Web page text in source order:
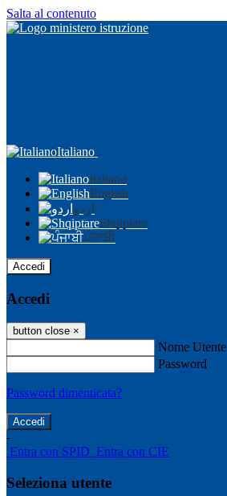
Salta al contenuto
Italiano
Italiano
English
اردو
Shqiptare
ਪੰਜਾਬੀ
Accedi
Accedi
button close ×
Nome Utente
Password
Password dimenticata?
-
Entra con SPID Entra con CIE
Seleziona utente